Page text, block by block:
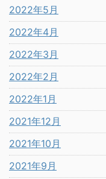
2022年5月
2022年4月
2022年3月
2022年2月
2022年1月
2021年12月
2021年10月
2021年9月